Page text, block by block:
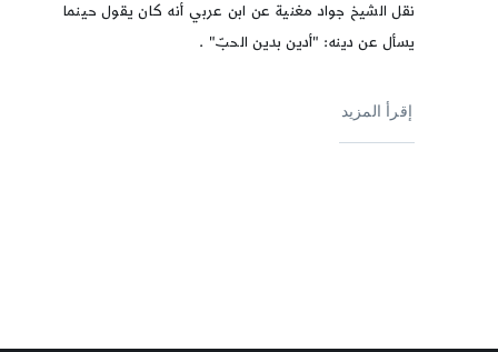
نقل الشيخ جواد مغنية عن ابن عربي أنه كان يقول حينما
يسأل عن دينه: "أدين بدين الحبّ" .
إقرأ المزيد